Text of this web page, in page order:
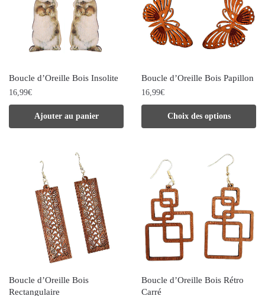
Boucle d’Oreille Bois Insolite
16,99€
Ajouter au panier
Boucle d’Oreille Bois Papillon
16,99€
Choix des options
produit
plusieurs
variations.
Les
options
peuvent
être
sur
Boucle d’Oreille Bois
Rectangulaire
Boucle d’Oreille Bois Rétro
Carré